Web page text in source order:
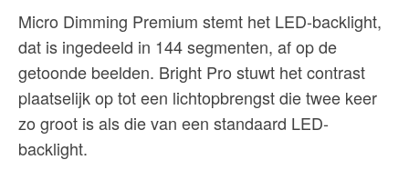
Micro Dimming Premium stemt het LED-backlight,
dat is ingedeeld in 144 segmenten, af op de
getoonde beelden. Bright Pro stuwt het contrast
plaatselijk op tot een lichtopbrengst die twee keer
zo groot is als die van een standaard LED-
backlight.